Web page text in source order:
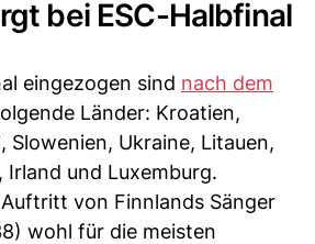
bei ESC-Halbfinal
eingezogen sind nach dem
Länder: Kroatien,
Slowenien, Ukraine, Litauen,
Irland und Luxemburg.
von Finnlands Sänger
wohl für die meisten